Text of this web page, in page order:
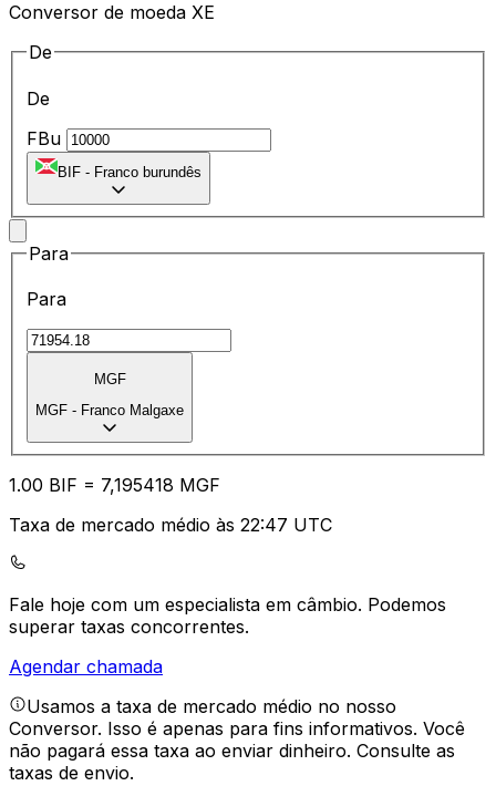
Conversor de moeda XE
De
De
FBu
BIF - Franco burundês
Para
Para
MGF
MGF - Franco Malgaxe
1.00 BIF = 7,195418 MGF
Taxa de mercado médio às 22:47 UTC
Fale hoje com um especialista em câmbio. Podemos
superar taxas concorrentes.
Agendar chamada
Usamos a taxa de mercado médio no nosso
Conversor. Isso é apenas para fins informativos. Você
não pagará essa taxa ao enviar dinheiro. Consulte as
taxas de envio.